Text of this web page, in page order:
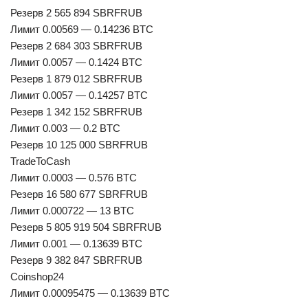
Резерв 2 565 894 SBRFRUB
Лимит 0.00569 — 0.14236 BTC
Резерв 2 684 303 SBRFRUB
Лимит 0.0057 — 0.1424 BTC
Резерв 1 879 012 SBRFRUB
Лимит 0.0057 — 0.14257 BTC
Резерв 1 342 152 SBRFRUB
Лимит 0.003 — 0.2 BTC
Резерв 10 125 000 SBRFRUB
TradeToCash
Лимит 0.0003 — 0.576 BTC
Резерв 16 580 677 SBRFRUB
Лимит 0.000722 — 13 BTC
Резерв 5 805 919 504 SBRFRUB
Лимит 0.001 — 0.13639 BTC
Резерв 9 382 847 SBRFRUB
Coinshop24
Лимит 0.00095475 — 0.13639 BTC